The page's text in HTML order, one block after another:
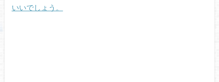
いいでしょう。